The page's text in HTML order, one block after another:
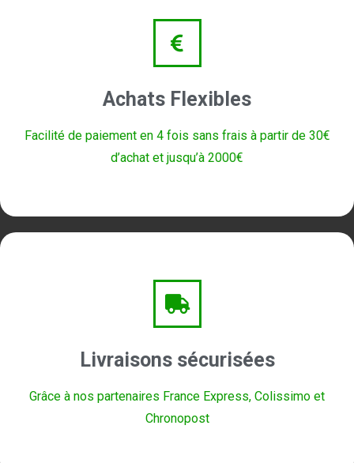
Achats Flexibles
Facilité de paiement en 4 fois sans frais à partir de 30€
d’achat et jusqu’à 2000€
Livraisons sécurisées
Grâce à nos partenaires France Express, Colissimo et
Chronopost